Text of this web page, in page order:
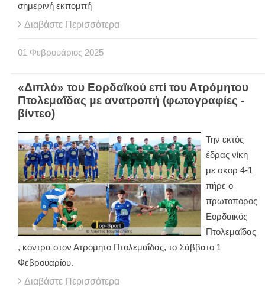
σημερινή εκπομπή
Διαβάστε Περισσότερα
01 Φεβρουάριος 2025
«Διπλό» του Εορδαϊκού επί του Ατρόμητου
Πτολεμαΐδας με ανατροπή (φωτογραφίες -
βίντεο)
Την εκτός
έδρας νίκη
με σκορ 4-1
πήρε ο
πρωτοπόρος
Εορδαϊκός
Πτολεμαΐδας
, κόντρα στον Ατρόμητο Πτολεμαΐδας, το Σάββατο 1
Φεβρουαρίου.
Διαβάστε Περισσότερα